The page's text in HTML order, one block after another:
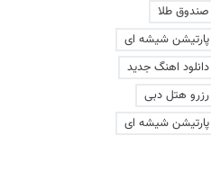
صندوق طلا
پارتیشن شیشه ای
دانلود اهنگ جدید
رزرو هتل دبی
پارتیشن شیشه ای